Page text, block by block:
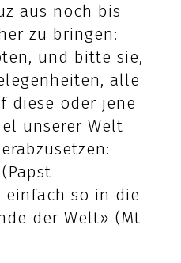
aus noch bis
zu bringen:
und bitte sie,
alle
diese oder jene
unserer Welt
einfach so in die
der Welt» (Mt